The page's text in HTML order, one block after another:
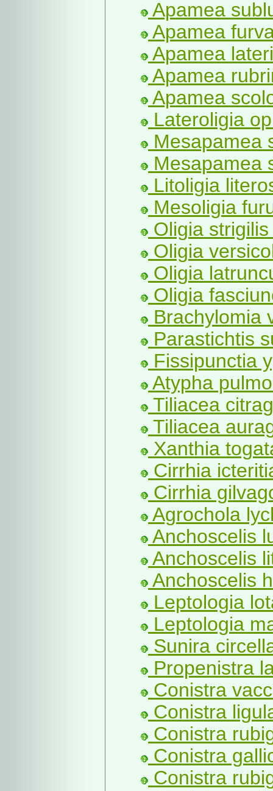
Apamea
Apamea
Apamea
Apamea
Apamea
Lateroligia
Mesapamea
Mesapamea
Litoligia
Mesoligia
Oligia
Oligia
Oligia
Oligia
Brachylomia
Parastichtis
Fissipunctia
Atypha
Tiliacea
Tiliacea
Xanthia
Cirrhia
Cirrhia
Agrochola
Anchoscelis
Anchoscelis
Anchoscelis
Leptologia
Leptologia
Sunira
Propenistra
Conistra
Conistra
Conistra
Conistra
Conistra